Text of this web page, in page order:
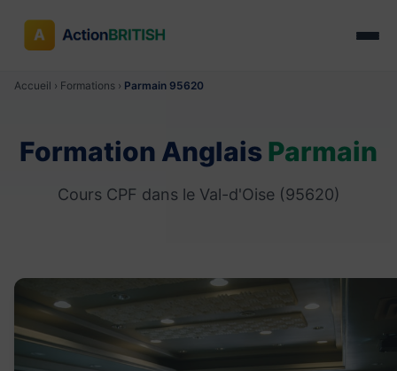
Accueil › Formations › Parmain 95620
Formation Anglais Parmain
Cours CPF dans le Val-d'Oise (95620)